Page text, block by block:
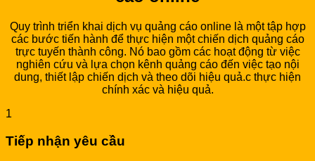
Quy trình triển khai dịch vụ quảng cáo online là một tập hợp
các bước tiến hành để thực hiện một chiến dịch quảng cáo
trực tuyến thành công. Nó bao gồm các hoạt động từ việc
nghiên cứu và lựa chọn kênh quảng cáo đến việc tạo nội
dung, thiết lập chiến dịch và theo dõi hiệu quả.c thực hiện
chính xác và hiệu quả.
1
Tiếp nhận yêu cầu